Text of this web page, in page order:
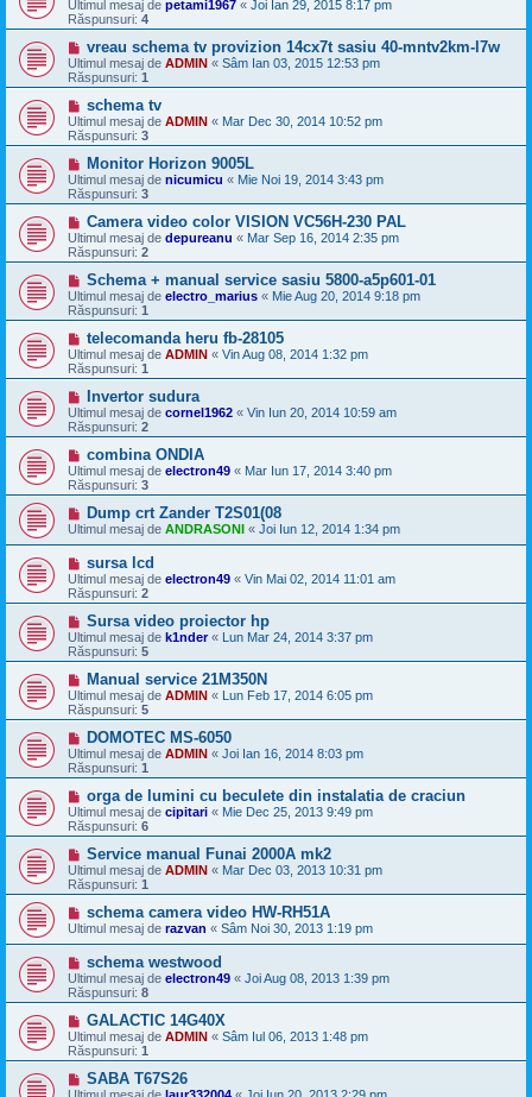
Ultimul mesaj de petami1967 « Joi Ian 29, 2015 8:17 pm
Răspunsuri: 4
vreau schema tv provizion 14cx7t sasiu 40-mntv2km-l7w
Ultimul mesaj de ADMIN « Sâm Ian 03, 2015 12:53 pm
Răspunsuri: 1
schema tv
Ultimul mesaj de ADMIN « Mar Dec 30, 2014 10:52 pm
Răspunsuri: 3
Monitor Horizon 9005L
Ultimul mesaj de nicumicu « Mie Noi 19, 2014 3:43 pm
Răspunsuri: 3
Camera video color VISION VC56H-230 PAL
Ultimul mesaj de depureanu « Mar Sep 16, 2014 2:35 pm
Răspunsuri: 2
Schema + manual service sasiu 5800-a5p601-01
Ultimul mesaj de electro_marius « Mie Aug 20, 2014 9:18 pm
Răspunsuri: 1
telecomanda heru fb-28105
Ultimul mesaj de ADMIN « Vin Aug 08, 2014 1:32 pm
Răspunsuri: 1
Invertor sudura
Ultimul mesaj de cornel1962 « Vin Iun 20, 2014 10:59 am
Răspunsuri: 2
combina ONDIA
Ultimul mesaj de electron49 « Mar Iun 17, 2014 3:40 pm
Răspunsuri: 3
Dump crt Zander T2S01(08
Ultimul mesaj de ANDRASONI « Joi Iun 12, 2014 1:34 pm
sursa lcd
Ultimul mesaj de electron49 « Vin Mai 02, 2014 11:01 am
Răspunsuri: 2
Sursa video proiector hp
Ultimul mesaj de k1nder« Lun Mar 24, 2014 3:37 pm
Răspunsuri: 5
Manual service 21M350N
Ultimul mesaj de ADMIN « Lun Feb 17, 2014 6:05 pm
Răspunsuri: 5
DOMOTEC MS-6050
Ultimul mesaj de ADMIN « Joi Ian 16, 2014 8:03 pm
Răspunsuri: 1
orga de lumini cu beculete din instalatia de craciun
Ultimul mesaj de cipitari « Mie Dec 25, 2013 9:49 pm
Răspunsuri: 6
Service manual Funai 2000A mk2
Ultimul mesaj de ADMIN « Mar Dec 03, 2013 10:31 pm
Răspunsuri: 1
schema camera video HW-RH51A
Ultimul mesaj de razvan « Sâm Noi 30, 2013 1:19 pm
schema westwood
Ultimul mesaj de electron49 « Joi Aug 08, 2013 1:39 pm
Răspunsuri: 8
GALACTIC 14G40X
Ultimul mesaj de ADMIN « Sâm Iul 06, 2013 1:48 pm
Răspunsuri: 1
SABA T67S26